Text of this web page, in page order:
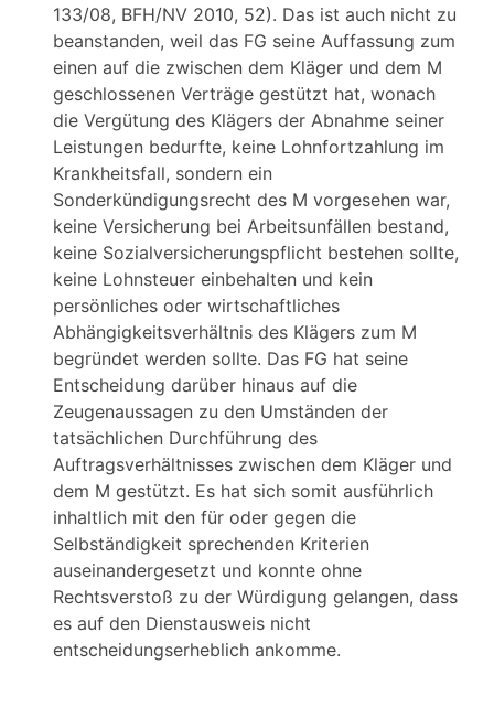
133/08, BFH/NV 2010, 52). Das ist auch nicht zu
beanstanden, weil das FG seine Auffassung zum
einen auf die zwischen dem Kläger und dem M
geschlossenen Verträge gestützt hat, wonach
die Vergütung des Klägers der Abnahme seiner
Leistungen bedurfte, keine Lohnfortzahlung im
Krankheitsfall, sondern ein
Sonderkündigungsrecht des M vorgesehen war,
keine Versicherung bei Arbeitsunfällen bestand,
keine Sozialversicherungspflicht bestehen sollte,
keine Lohnsteuer einbehalten und kein
persönliches oder wirtschaftliches
Abhängigkeitsverhältnis des Klägers zum M
begründet werden sollte. Das FG hat seine
Entscheidung darüber hinaus auf die
Zeugenaussagen zu den Umständen der
tatsächlichen Durchführung des
Auftragsverhältnisses zwischen dem Kläger und
dem M gestützt. Es hat sich somit ausführlich
inhaltlich mit den für oder gegen die
Selbständigkeit sprechenden Kriterien
auseinandergesetzt und konnte ohne
Rechtsverstoß zu der Würdigung gelangen, dass
es auf den Dienstausweis nicht
entscheidungserheblich ankomme.